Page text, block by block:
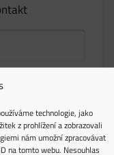
technologie, jako
z prohlížení a zobrazovali
nám umožní zpracovávat
na tomto webu. Nesouhlas